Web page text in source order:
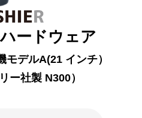
ードウェア
モデルA(21 インチ）
ー社製 N300）